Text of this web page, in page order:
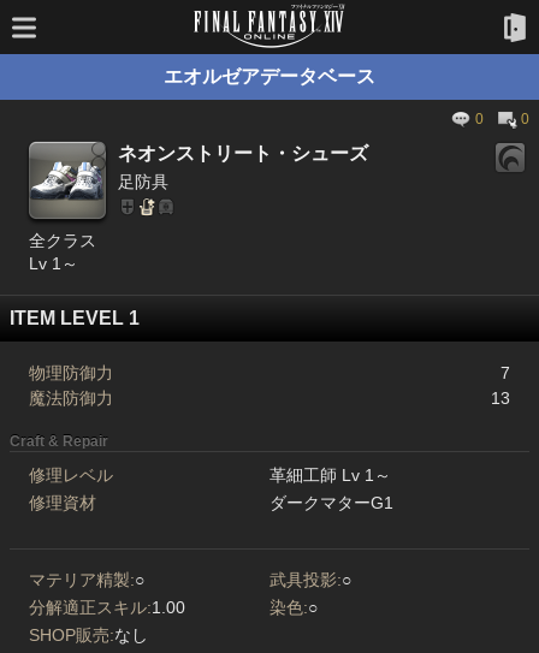
エオルゼアデータベース
0 0
ネオンストリート・シューズ
足防具
全クラス
Lv 1～
ITEM LEVEL 1
物理防御力
7
魔法防御力
13
Craft & Repair
修理レベル
革細工師 Lv 1～
修理資材
ダークマターG1
マテリア精製:○ 武具投影:○
分解適正スキル:1.00 染色:○
SHOP販売:なし